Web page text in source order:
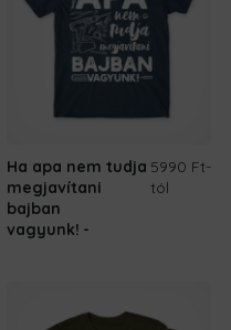
Ha apa nem tudja
megjavítani
bajban
vagyunk!
5990 Ft-
tól